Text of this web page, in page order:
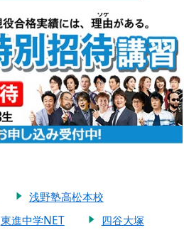
浅野塾高松本校
東進中学NET
四谷大塚